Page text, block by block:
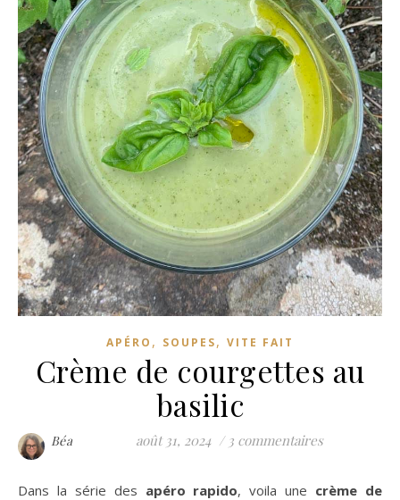
APÉRO , SOUPES, VITE FAIT
Crème de courgettes au
basilic
Béa août 31, 2024 / 3 commentaires
Dans la série des apéro rapido, voila une crème de